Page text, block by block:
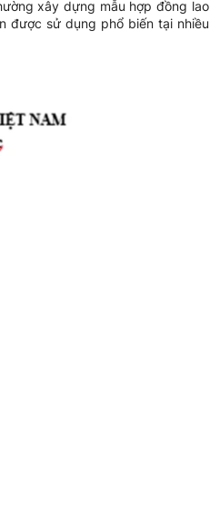
xây dựng mẫu hợp đồng lao
được sử dụng phổ biến tại nhiều